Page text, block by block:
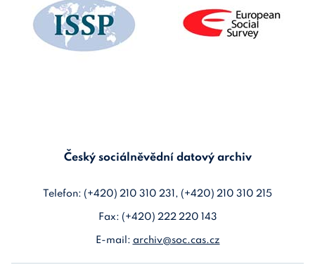
Český sociálněvědní datový archiv
Telefon: (+420) 210 310 231, (+420) 210 310 215
Fax: (+420) 222 220 143
E-mail: archiv@soc.cas.cz